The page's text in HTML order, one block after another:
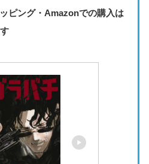
ピング・Amazonでの購入は